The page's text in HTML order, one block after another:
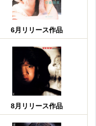
6月リリース作品
8月リリース作品